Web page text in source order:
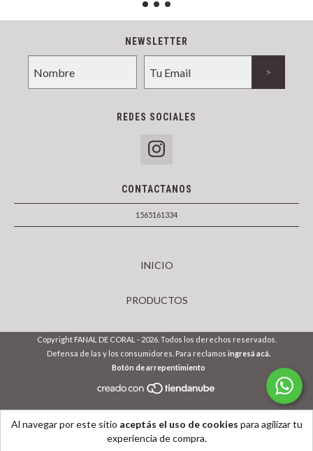
Al navegar por este sitio aceptás el uso de cookies para agilizar tu
experiencia de compra.
NEWSLETTER
REDES SOCIALES
CONTACTANOS
1565161334
INICIO
PRODUCTOS
Copyright FANAL DE CORAL - 2026. Todos los derechos reservados.
Defensa de las y los consumidores. Para reclamos ingresá acá.
Botón de arrepentimiento